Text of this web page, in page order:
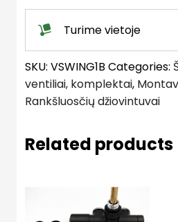
chromuotas
(komplektas)
Turime vietoje
SKU: VSWING1B Categories:
ventiliai, komplektai,
Rankšluosčių džiovintuvai
Related products